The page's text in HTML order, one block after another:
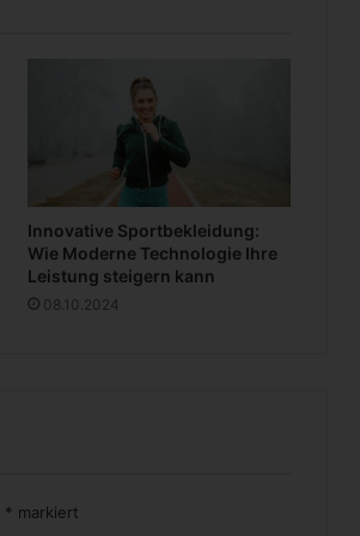
Innovative Sportbekleidung:
Wie Moderne Technologie Ihre
Leistung steigern kann
08.10.2024
* markiert